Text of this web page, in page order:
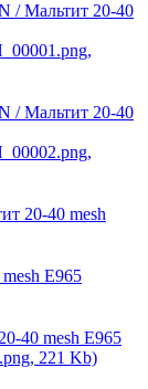
/ Мальтит 20-40
/ Мальтит 20-40
20-40 mesh
E965
40 mesh E965
221 Kb)